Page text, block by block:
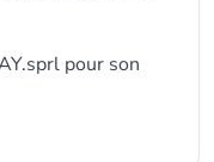
pour son